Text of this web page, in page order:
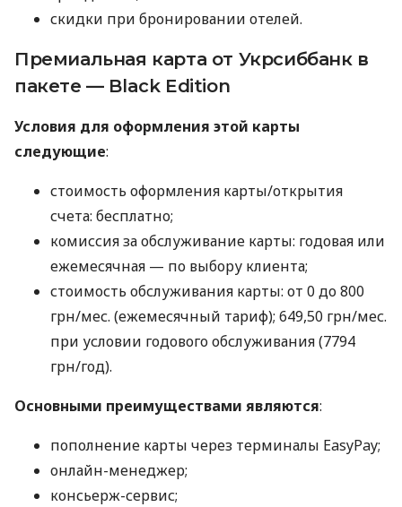
скидки при бронировании отелей.
Премиальная карта от Укрсиббанк в
пакете — Black Edition
Условия для оформления этой карты
следующие:
стоимость оформления карты/открытия
счета: бесплатно;
комиссия за обслуживание карты: годовая или
ежемесячная — по выбору клиента;
стоимость обслуживания карты: от 0 до 800
грн/мес. (ежемесячный тариф); 649,50 грн/мес.
при условии годового обслуживания (7794
грн/год).
Основными преимуществами являются:
пополнение карты через терминалы EasyPay;
онлайн-менеджер;
консьерж-сервис;